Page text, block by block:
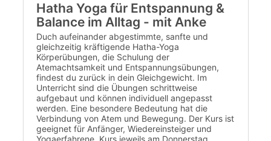
Hatha Yoga für Entspannung &
Balance im Alltag - mit Anke
Duch aufeinander abgestimmte, sanfte und
gleichzeitig kräftigende Hatha-Yoga
Körperübungen, die Schulung der
Atemachtsamkeit und Entspannungsübungen,
findest du zurück in dein Gleichgewicht. Im
Unterricht sind die Übungen schrittweise
aufgebaut und können individuell angepasst
werden. Eine besondere Bedeutung hat die
Verbindung von Atem und Bewegung. Der Kurs ist
geeignet für Anfänger, Wiedereinsteiger und
Yogaerfahrene. Kurs jeweils am Donnerstag.